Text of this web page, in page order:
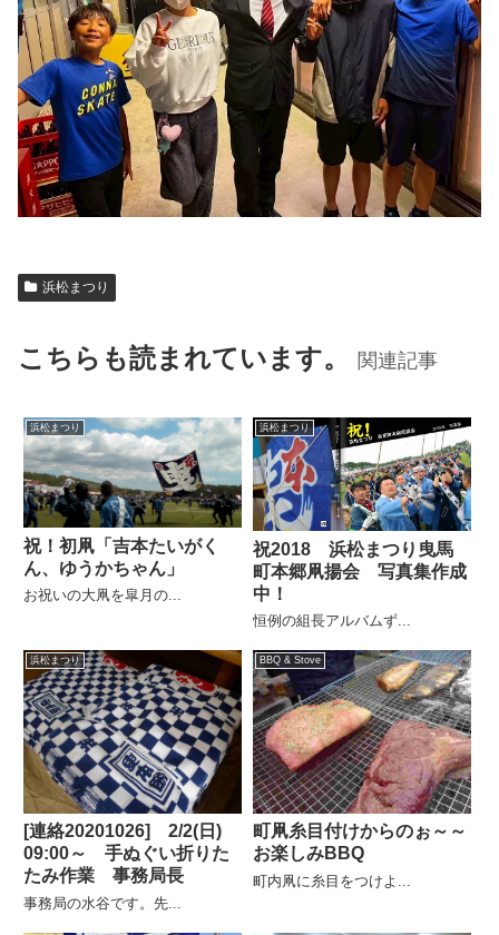
浜松まつり
こちらも読まれています。 関連記事
浜松まつり
祝！初凧「吉本たいがく
ん、ゆうかちゃん」
お祝いの大凧を皐月の...
浜松まつり
祝2018 浜松まつり曳馬
町本郷凧揚会 写真集作成
中！
恒例の組長アルバムず...
浜松まつり
[連絡20201026] 2/2(日)
09:00～ 手ぬぐい折りた
たみ作業 事務局長
事務局の水谷です。先...
BBQ & Stove
町凧糸目付けからのぉ～～
お楽しみBBQ
町内凧に糸目をつけよ...